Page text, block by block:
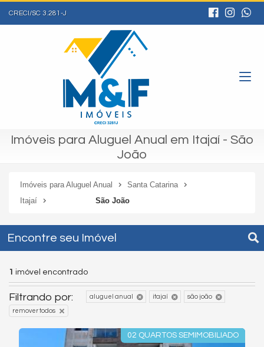
CRECI/SC 3.281-J
Imóveis para Aluguel Anual em Itajaí - São
João
Imóveis para Aluguel Anual
Santa Catarina
Itajaí
São João
Encontre seu Imóvel
1 imóvel encontrado
Filtrando por: aluguel anual itajaí são joão
remover todos
02 QUARTOS SEMIMOBILIADO